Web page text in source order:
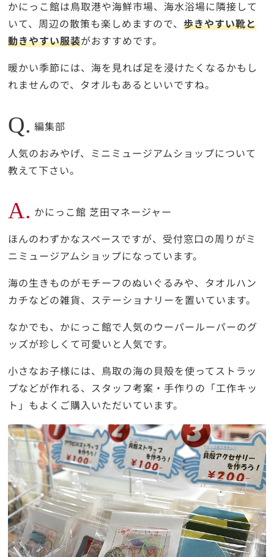
かにっこ館は鳥取港や海鮮市場、海水浴場に隣接して
いて、周辺の散策も楽しめますので、 歩きやすい靴と
動きやすい服装がおすすめです。
暖かい季節には、海を見れば足を浸けたくなるかもし
れませんので、タオルもあるといいですね。
Q. 編集部
人気のおみやげ、ミニミュージアムショップについて
教えて下さい。
A. かにっこ館 芝田マネージャー
ほんのわずかなスペースですが、受付窓口の周りがミ
ニミュージアムショップになっています。
海の生きものがモチーフのぬいぐるみや、タオルハン
カチなどの雑貨、ステーショナリーを置いています。
なかでも、かにっこ館で人気のウーパールーパーのグ
ッズが珍しくて可愛いと人気です。
小さなお子様には、鳥取の海の貝殻を使ってストラッ
プなどが作れる、スタッフ考案・手作りの「工作キッ
ト」もよくご購入いただいています。